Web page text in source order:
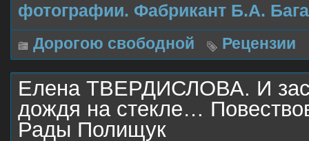
фотографии. Фабрикант Б.А.
Дорогою свободной Рецензии
Елена ТВЕРДИСЛОВА. И
дождя на стекле…
Рады Полищук